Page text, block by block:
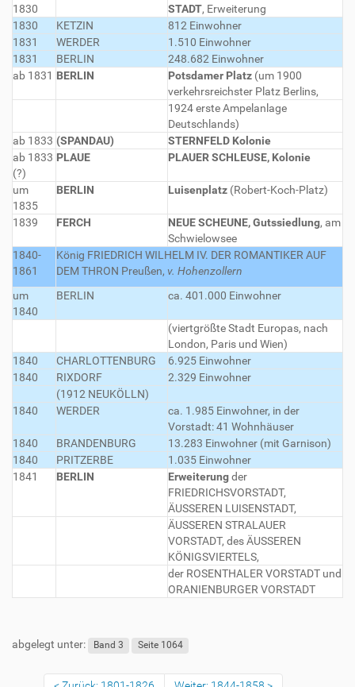
1830
STADT, Erweiterung
1830
KETZIN
812 Einwohner
1831
WERDER
1.510 Einwohner
1831
BERLIN
248.682 Einwohner
ab 1831 BERLIN Potsdamer Platz (um 1900
verkehrsreichster Platz Berlins,
1924 erste Ampelanlage
Deutschlands)
ab 1833 (SPANDAU)
STERNFELD Kolonie
ab 1833
(?)
PLAUE PLAUER SCHLEUSE, Kolonie
um
1835
BERLIN Luisenplatz (Robert-Koch-Platz)
1839 FERCH NEUE SCHEUNE, Gutssiedlung, am
Schwielowsee
1840-
1861
König FRIEDRICH WILHELM IV. DER ROMANTIKER AUF
DEM THRON Preußen, v. Hohenzollern
um
1840
BERLIN ca. 401.000 Einwohner
(viertgrößte Stadt Europas, nach
London, Paris und Wien)
1840
CHARLOTTENBURG
6.925 Einwohner
1840
RIXDORF
2.329 Einwohner
(1912 NEUKÖLLN)
1840
WERDER
ca. 1.985 Einwohner, in der
Vorstadt: 41 Wohnhäuser
1840
BRANDENBURG
13.283 Einwohner (mit Garnison)
1840
PRITZERBE
1.035 Einwohner
1841
BERLIN Erweiterungder
FRIEDRICHSVORSTADT,
ÄUSSEREN LUISENSTADT,
ÄUSSEREN STRALAUER
VORSTADT, des ÄUSSEREN
KÖNIGSVIERTELS,
der ROSENTHALER VORSTADT und
ORANIENBURGER VORSTADT
abgelegt unter: Band 3 Seite 1064